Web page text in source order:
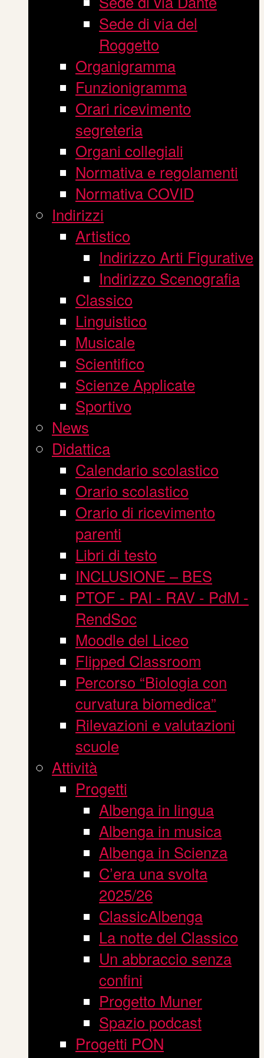
Sede di via del
Roggetto
Organigramma
Funzionigramma
Orari ricevimento
segreteria
Organi collegiali
Normativa e regolamenti
Normativa COVID
Indirizzi
Artistico
Indirizzo Arti Figurative
Indirizzo Scenografia
Classico
Linguistico
Musicale
Scientifico
Scienze Applicate
Sportivo
News
Didattica
Calendario scolastico
Orario scolastico
Orario di ricevimento
parenti
Libri di testo
INCLUSIONE – BES
PTOF - PAI - RAV - PdM -
RendSoc
Moodle del Liceo
Flipped Classroom
Percorso “Biologia con
curvatura biomedica”
Rilevazioni e valutazioni
scuole
Attività
Progetti
Albenga in lingua
Albenga in musica
Albenga in Scienza
C’era una svolta
2025/26
ClassicAlbenga
La notte del Classico
Un abbraccio senza
confini
Progetto Muner
Spazio podcast
Progetti PON